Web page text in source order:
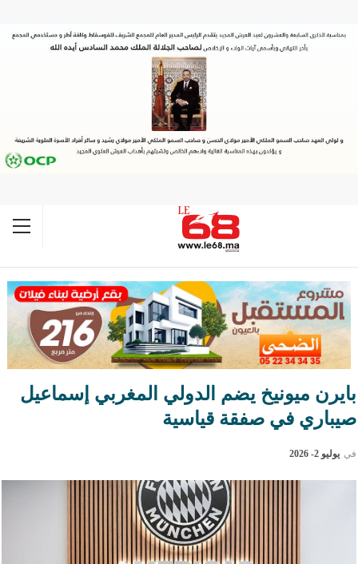
بايرن ميونيخ يضم الدولي المغربي إسماعيل
صيباري في صفقة قياسية
في يوليو 2- 2026